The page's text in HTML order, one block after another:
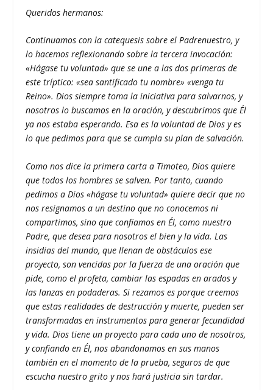
Queridos hermanos:
Continuamos con la catequesis sobre el Padrenuestro, y
lo hacemos reflexionando sobre la tercera invocación:
«Hágase tu voluntad» que se une a las dos primeras de
este tríptico: «sea santificado tu nombre» «venga tu
Reino». Dios siempre toma la iniciativa para salvarnos, y
nosotros lo buscamos en la oración, y descubrimos que Él
ya nos estaba esperando. Esa es la voluntad de Dios y es
lo que pedimos para que se cumpla su plan de salvación.
Como nos dice la primera carta a Timoteo, Dios quiere
que todos los hombres se salven. Por tanto, cuando
pedimos a Dios «hágase tu voluntad» quiere decir que no
nos resignamos a un destino que no conocemos ni
compartimos, sino que confiamos en Él, como nuestro
Padre, que desea para nosotros el bien y la vida. Las
insidias del mundo, que llenan de obstáculos ese
proyecto, son vencidas por la fuerza de una oración que
pide, como el profeta, cambiar las espadas en arados y
las lanzas en podaderas. Si rezamos es porque creemos
que estas realidades de destrucción y muerte, pueden ser
transformadas en instrumentos para generar fecundidad
y vida. Dios tiene un proyecto para cada uno de nosotros,
y confiando en Él, nos abandonamos en sus manos
también en el momento de la prueba, seguros de que
escucha nuestro grito y nos hará justicia sin tardar.